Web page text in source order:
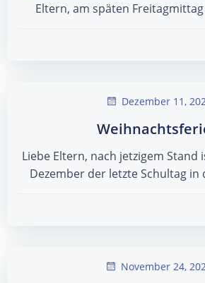
Eltern, am späten
Dezember 11,
Liebe Eltern, nach jetzigem Stand
Dezember der letzte Schultag in
November 24,